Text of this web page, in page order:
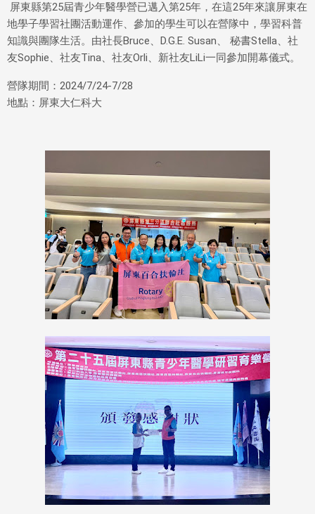
屏東縣第25屆青少年醫學營已邁入第25年，在這25年來讓屏東在
地學子學習社團活動運作、參加的學生可以在營隊中，學習科普
知識與團隊生活。由社長Bruce、D.G.E. Susan、 秘書Stella、社
友Sophie、社友Tina、社友Orli、新社友LiLi一同參加開幕儀式。
營隊期間：2024/7/24-7/28
地點：屏東大仁科大